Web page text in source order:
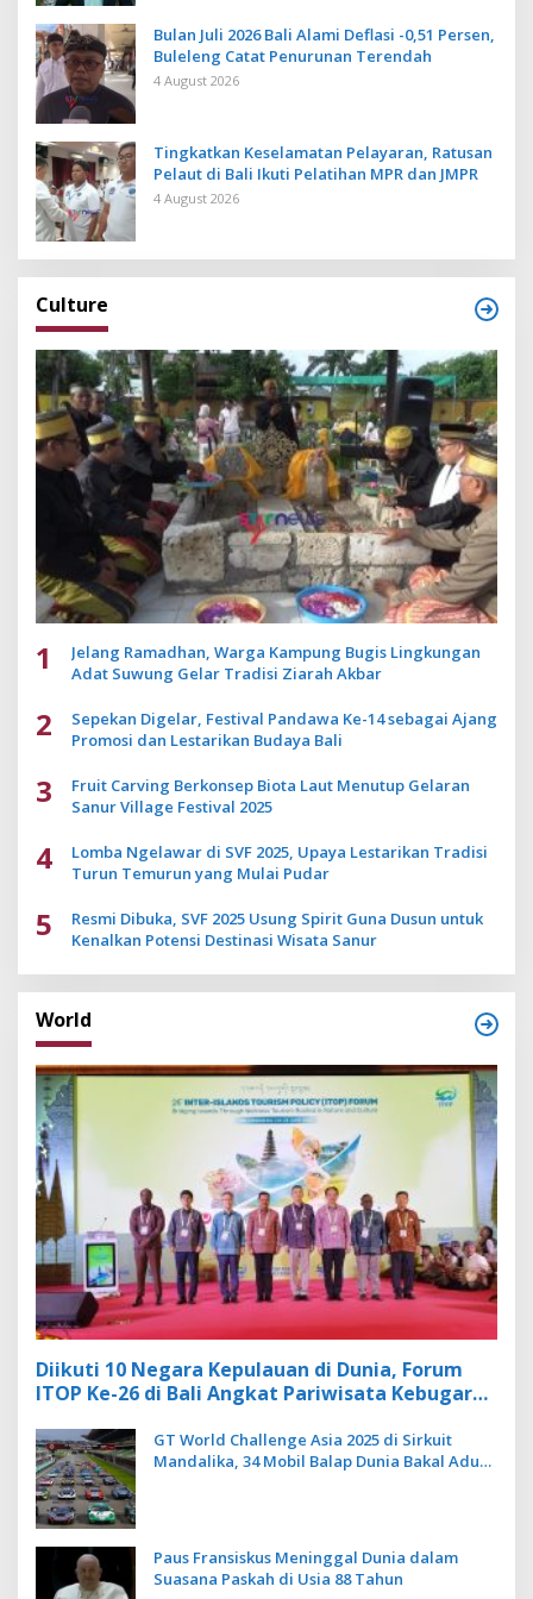
Bulan Juli 2026 Bali Alami Deflasi -0,51 Persen,
Buleleng Catat Penurunan Terendah
4 August 2026
Tingkatkan Keselamatan Pelayaran, Ratusan
Pelaut di Bali Ikuti Pelatihan MPR dan JMPR
4 August 2026
Culture
1
Jelang Ramadhan, Warga Kampung Bugis Lingkungan
Adat Suwung Gelar Tradisi Ziarah Akbar
2
Sepekan Digelar, Festival Pandawa Ke-14 sebagai Ajang
Promosi dan Lestarikan Budaya Bali
3
Fruit Carving Berkonsep Biota Laut Menutup Gelaran
Sanur Village Festival 2025
4
Lomba Ngelawar di SVF 2025, Upaya Lestarikan Tradisi
Turun Temurun yang Mulai Pudar
5
Resmi Dibuka, SVF 2025 Usung Spirit Guna Dusun untuk
Kenalkan Potensi Destinasi Wisata Sanur
World
Diikuti 10 Negara Kepulauan di Dunia, Forum
ITOP Ke-26 di Bali Angkat Pariwisata Kebugaran
GT World Challenge Asia 2025 di Sirkuit
Mandalika, 34 Mobil Balap Dunia Bakal Adu
Paus Fransiskus Meninggal Dunia dalam
Suasana Paskah di Usia 88 Tahun